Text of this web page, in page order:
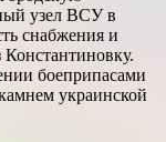
узел ВСУ в
снабжения и
боеприпасами
украинской